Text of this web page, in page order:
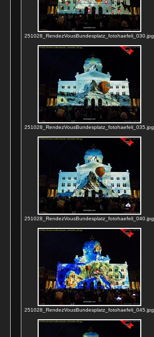
251028_RendezVousBundesplatz_fotohaefeli_030.jpg
251028_RendezVousBundesplatz_fotohaefeli_035.jpg
251028_RendezVousBundesplatz_fotohaefeli_040.jpg
251028_RendezVousBundesplatz_fotohaefeli_045.jpg